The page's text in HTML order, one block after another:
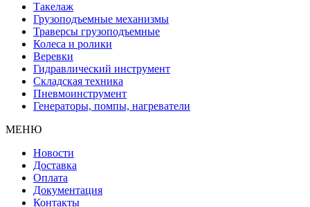
Такелаж
Грузоподъемные механизмы
Траверсы грузоподъемные
Колеса и ролики
Веревки
Гидравлический инструмент
Складская техника
Пневмоинструмент
Генераторы, помпы, нагреватели
МЕНЮ
Новости
Доставка
Оплата
Документация
Контакты